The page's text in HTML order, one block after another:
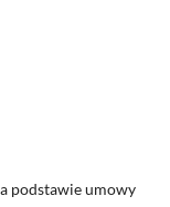
podstawie umowy